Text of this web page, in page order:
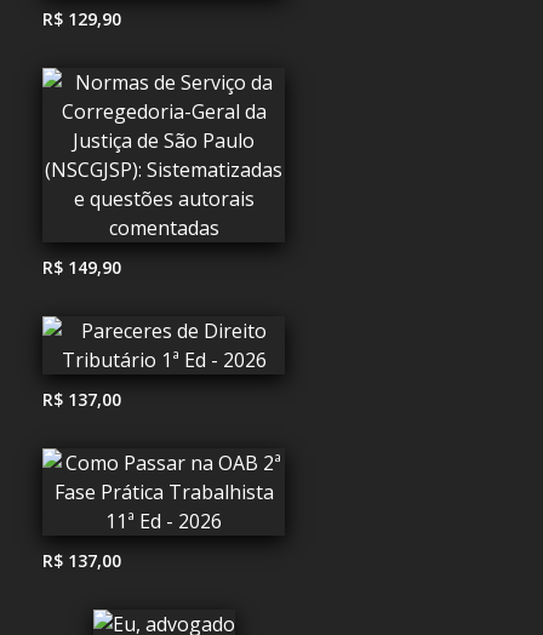
R$ 129,90
R$ 149,90
R$ 137,00
R$ 137,00